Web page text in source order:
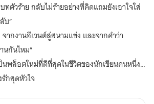
ตัวร้าย กลับไม่ร้ายอย่างที่คิดแถมยังเอาใจใส่
บ”
ากงานอีเวนต์สู่สนามแข่ง และจากคำว่า
นกันไหม”
นพล็อตใหม่ที่ดีที่สุดในชีวิตของนักเขียนคนหนึ่ง…